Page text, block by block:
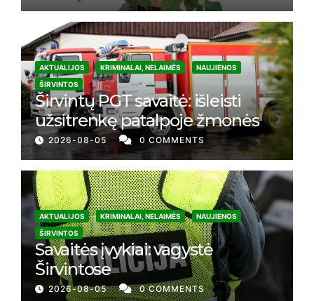
AKTUALIJOS KRIMINALAI, NELAIMĖS
NAUJIENOS
ŠIRVINTOS
Širvintų PGT savaitė: išleisti
užsitrenkę patalpoje žmonės
2026-08-05 0 COMMENTS
AKTUALIJOS KRIMINALAI, NELAIMĖS
NAUJIENOS
ŠIRVINTOS
Savaitės įvykiai: vagystė
Širvintose
2026-08-05 0 COMMENTS